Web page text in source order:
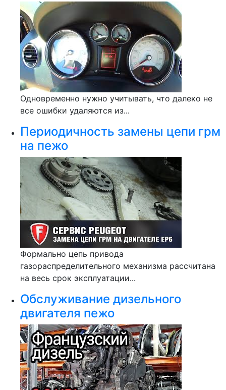
Одновременно нужно учитывать, что далеко не
все ошибки удаляются из...
Периодичность замены цепи грм
на пежо
Формально цепь привода
газораспределительного механизма рассчитана
на весь срок эксплуатации...
Обслуживание дизельного
двигателя пежо